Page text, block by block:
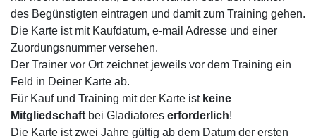
des Begünstigten eintragen und damit zum Training gehen.
Die Karte ist mit Kaufdatum, e-mail Adresse und einer
Zuordungsnummer versehen.
Der Trainer vor Ort zeichnet jeweils vor dem Training ein
Feld in Deiner Karte ab.
Für Kauf und Training mit der Karte ist keine
Mitgliedschaft bei Gladiatores erforderlich!
Die Karte ist zwei Jahre gültig ab dem Datum der ersten